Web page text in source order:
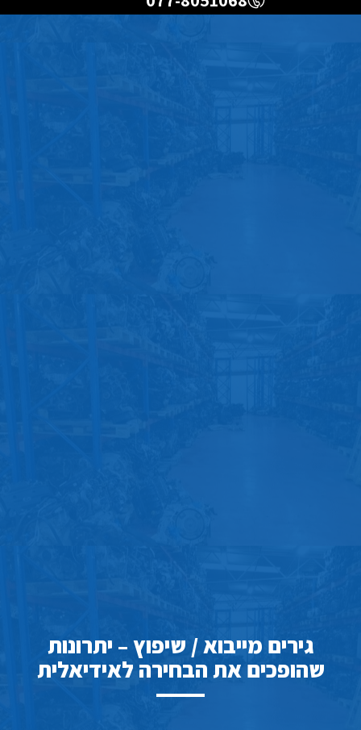
גירים מייבוא / שיפוץ – יתרונות
שהופכים את הבחירה לאידיאלית